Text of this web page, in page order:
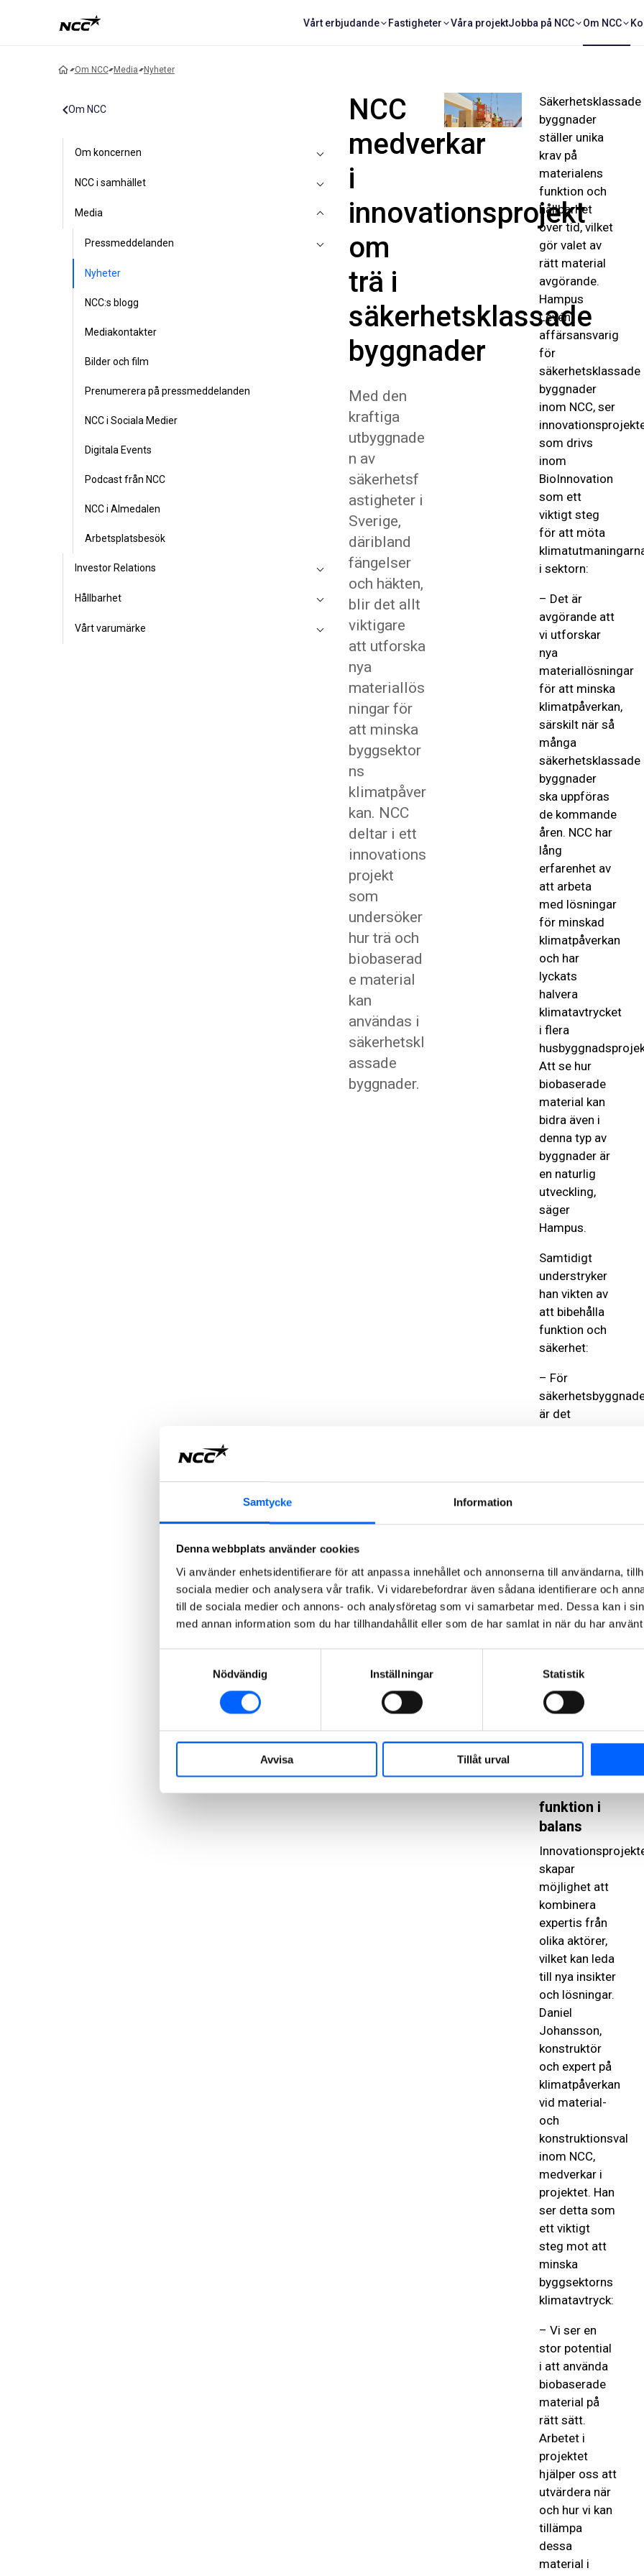
Samtycke Information
Denna webbplats använder cookies
Vi använder enhetsidentifierare för att anpassa innehållet och annonserna till användarna,
sociala medier och analysera vår trafik. Vi vidarebefordrar även sådana identifierare och
till de sociala medier och annons- och analysföretag som vi samarbetar med. Dessa kan i
med annan information som du har tillhandahållit eller som de har samlat in när du har
Nödvändig
Inställningar Statistik
Avvisa Tillåt urval
Vårt erbjudande Fastigheter Våra projektJobba på NCC Om NCC
Om NCC Media Nyheter
Om NCC
Om koncernen
NCC i samhället
Media
Pressmeddelanden
Nyheter
NCC:s blogg
Mediakontakter
Bilder och film
Prenumerera på pressmeddelanden
NCC i Sociala Medier
Digitala Events
Podcast från NCC
NCC i Almedalen
Arbetsplatsbesök
Investor Relations
Hållbarhet
Vårt varumärke
NCC
medverkar
i
innovationsprojekt
om
trä i
säkerhetsklassade
byggnader
Med den
kraftiga
utbyggnade
n av
säkerhetsf
astigheter i
Sverige,
däribland
fängelser
och häkten,
blir det allt
viktigare
att utforska
nya
materiallös
ningar för
att minska
byggsektor
ns
klimatpåver
kan. NCC
deltar i ett
innovations
projekt
som
undersöker
hur trä och
biobaserad
e material
kan
användas i
säkerhetskl
assade
byggnader.
Säkerhetsklassade
byggnader
ställer unika
krav på
materialens
funktion och
hållbarhet
över tid, vilket
gör valet av
rätt material
avgörande.
Hampus
Levén,
affärsansvarig
för
säkerhetsklassade
byggnader
inom NCC, ser
som drivs
inom
BioInnovation
som ett
viktigt steg
för att möta
i sektorn:
– Det är
avgörande att
vi utforskar
nya
materiallösningar
för att minska
klimatpåverkan,
särskilt när så
många
säkerhetsklassade
byggnader
ska uppföras
de kommande
åren. NCC har
lång
erfarenhet av
att arbeta
med lösningar
för minskad
klimatpåverkan
och har
lyckats
halvera
klimatavtrycket
i flera
Att se hur
biobaserade
material kan
bidra även i
denna typ av
byggnader är
en naturlig
utveckling,
säger
Hampus.
Samtidigt
understryker
han vikten av
att bibehålla
funktion och
säkerhet:
– För
är det
strikta krav på
långsiktighet.
från rätt
material på
rätt plats, och
trä kan
absolut vara
det används
funktion i
balans
skapar
möjlighet att
kombinera
expertis från
olika aktörer,
vilket kan leda
till nya insikter
och lösningar.
Daniel
Johansson,
konstruktör
och expert på
klimatpåverkan
vid material-
och
konstruktionsval
inom NCC,
medverkar i
projektet. Han
ser detta som
ett viktigt
steg mot att
minska
byggsektorns
klimatavtryck:
– Vi ser en
stor potential
i att använda
biobaserade
material på
rätt sätt.
Arbetet i
projektet
hjälper oss att
utvärdera när
och hur vi kan
tillämpa
dessa
material i